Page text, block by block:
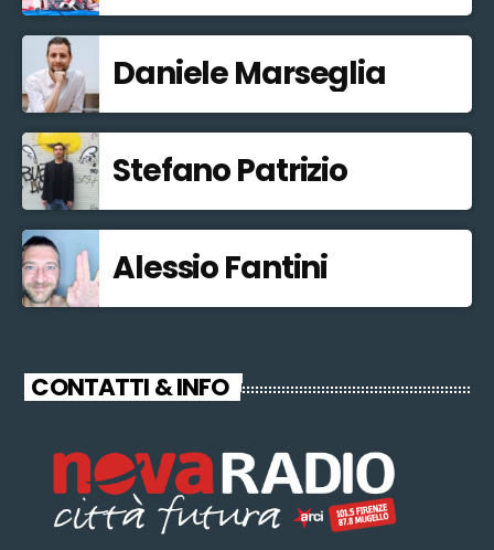
Daniele Marseglia
Stefano Patrizio
Alessio Fantini
CONTATTI & INFO